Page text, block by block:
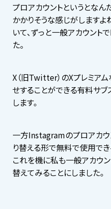
プロアカウントというとな
かかりそうな感じがします
いて、ずっと一般アカウン
た。
X（旧Twitter）のXプレミア
せすることができる有料サ
します。
一方Instagramのプロアカウ
り替える形で無料で使用でき
これを機に私も一般アカウ
替えてみることにしました。